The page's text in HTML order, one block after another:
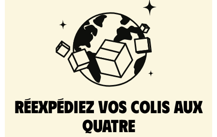
Réexpédiez vos colis aux
quatre